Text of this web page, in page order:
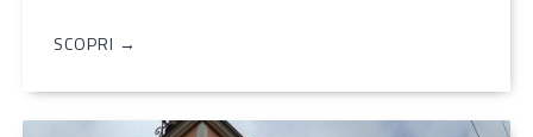
SCOPRI →